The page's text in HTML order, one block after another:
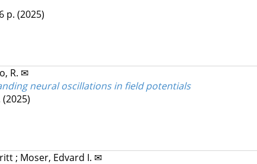
p. (2025)
R. ✉
neural oscillations in field potentials
(2025)
; Moser, Edvard I. ✉